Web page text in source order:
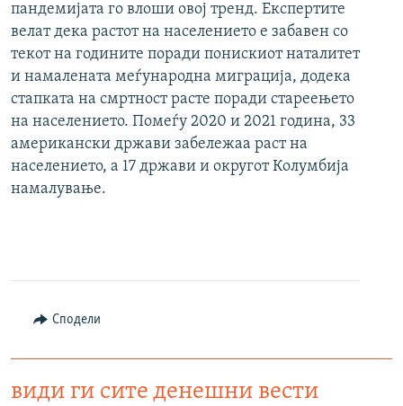
пандемијата го влоши овој тренд. Експертите
велат дека растот на населението е забавен со
текот на годините поради понискиот наталитет
и намалената меѓународна миграција, додека
стапката на смртност расте поради стареењето
на населението. Помеѓу 2020 и 2021 година, 33
американски држави забележаа раст на
населението, а 17 држави и округот Колумбија
намалување.
Сподели
види ги сите денешни вести